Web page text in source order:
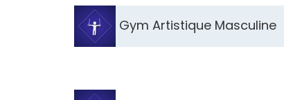
Gym Artistique Masculine